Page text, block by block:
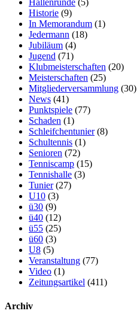
Hallenrunde (5)
Historie (9)
In Memorandum (1)
Jedermann (18)
Jubiläum (4)
Jugend (71)
Klubmeisterschaften (20)
Meisterschaften (25)
Mitgliederversammlung (30)
News (41)
Punktspiele (77)
Schaden (1)
Schleifchentunier(8)
Schultennis (1)
Senioren (72)
Tenniscamp (15)
Tennishalle (3)
Tunier(27)
U10 (3)
ü30 (9)
ü40 (12)
ü55 (25)
ü60 (3)
U8 (5)
Veranstaltung (77)
Video (1)
Zeitungsartikel (411)
Archiv